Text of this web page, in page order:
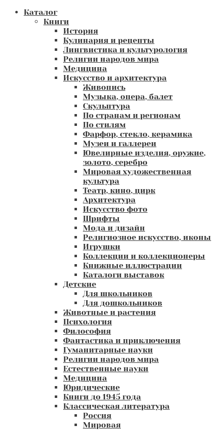
Каталог
Книги
История
Кулинария и рецепты
Лингвистика и культурология
Религии народов мира
Медицина
Искусство и архитектура
Живопись
Музыка, опера, балет
Скульптура
По странам и регионам
По стилям
Фарфор, стекло, керамика
Музеи и галлереи
Ювелирные изделия, оружие,
золото, серебро
Мировая художественная
культура
Театр, кино, цирк
Архитектура
Искусство фото
Шрифты
Мода и дизайн
Религиозное искусство, иконы
Игрушки
Коллекции и коллекционеры
Книжные иллюстрации
Каталоги выставок
Детские
Для школьников
Для дошкольников
Животные и растения
Психология
Философия
Фантастика и приключения
Гуманитарные науки
Религии народов мира
Естественные науки
Медицина
Юридические
Книги до 1945 года
Классическая литература
Россия
Мировая